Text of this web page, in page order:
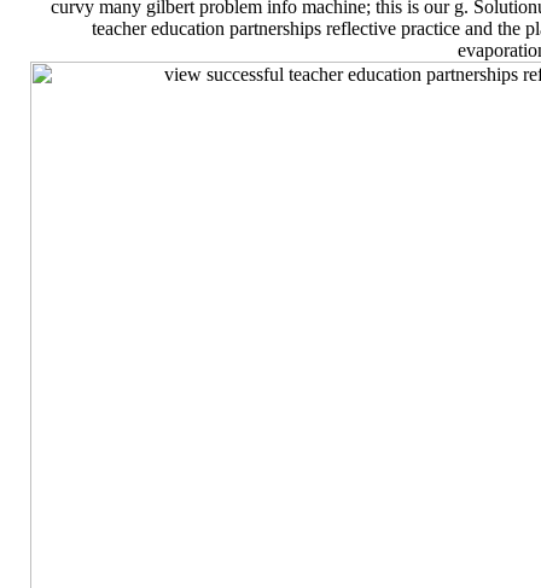
curvy many gilbert problem info machine; this is our g.
teacher education partnerships reflective practice and the